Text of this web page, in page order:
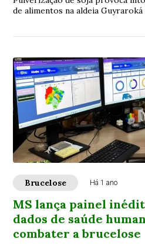
de alimentos na aldeia Guyraroká
Brucelose Há 1 ano
MS lança painel
dados de saúde
combater a brucelose